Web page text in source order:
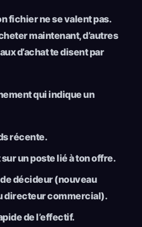
fichier ne se valent pas.
maintenant, d’autres
d’achat te disent par
qui indique un
récente.
un poste lié à ton offre.
décideur (nouveau
directeur commercial).
de l’effectif.